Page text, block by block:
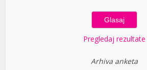
Pregledaj rezultate
Arhiva anketa